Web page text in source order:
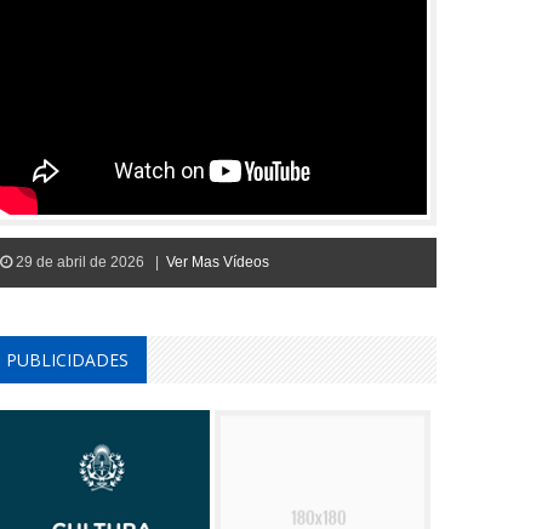
29 de abril de 2026 | Ver Mas Vídeos
PUBLICIDADES